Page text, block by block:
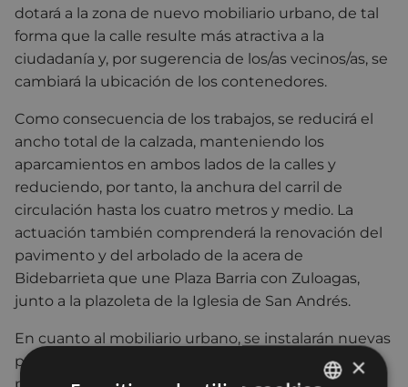
dotará a la zona de nuevo mobiliario urbano, de tal
forma que la calle resulte más atractiva a la
ciudadanía y, por sugerencia de los/as vecinos/as, se
cambiará la ubicación de los contenedores.
Como consecuencia de los trabajos, se reducirá el
ancho total de la calzada, manteniendo los
aparcamientos en ambos lados de la calles y
reduciendo, por tanto, la anchura del carril de
circulación hasta los cuatro metros y medio. La
actuación también comprenderá la renovación del
pavimento y del arbolado de la acera de
Bidebarrieta que une Plaza Barria con Zuloagas,
junto a la plazoleta de la Iglesia de San Andrés.
En cuanto al mobiliario urbano, se instalarán nuevas
papeleras, se renovará la señalización vertical y se
procederá a la plantación de 11 ejemplares de
×